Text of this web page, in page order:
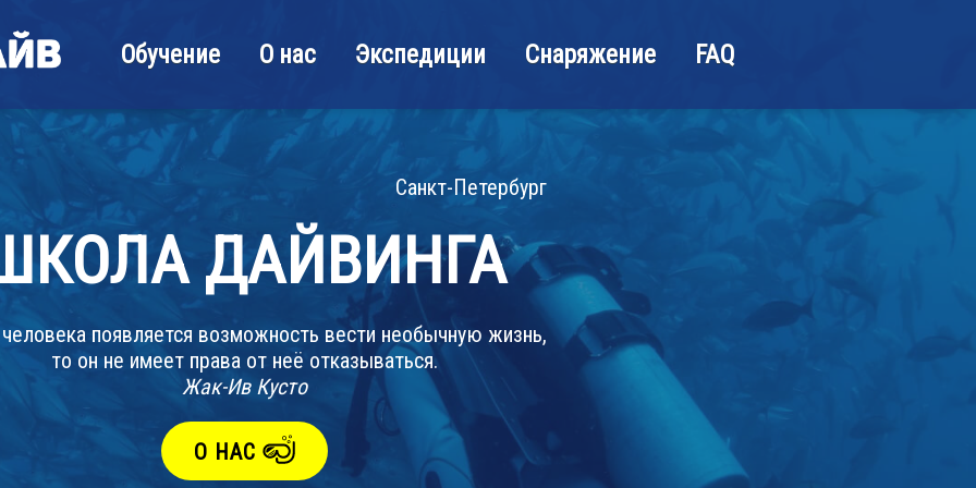
Обучение О нас Экспедиции Снаряжение FAQ
Санкт-Петербург
ДАЙВИНГА
появляется возможность вести необычную жизнь,
то он не имеет права от неё отказываться.
Жак-Ив Кусто
О НАС